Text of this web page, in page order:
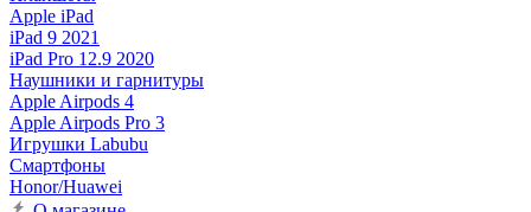
Apple iPad
iPad 9 2021
iPad Pro 12.9 2020
Наушники и гарнитуры
Apple Airpods 4
Apple Airpods Pro 3
Игрушки Labubu
Смартфоны
Honor/Huawei